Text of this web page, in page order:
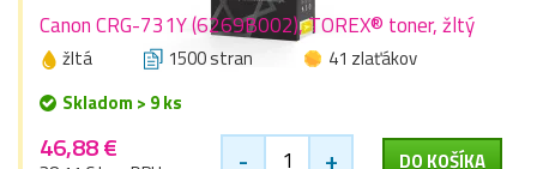
Canon CRG-731Y (6269B002), TOREX® toner, žltý
žltá 1500 stran
41 zlaťákov
Skladom > 9 ks
46,88 € - + DO KOŠÍKA